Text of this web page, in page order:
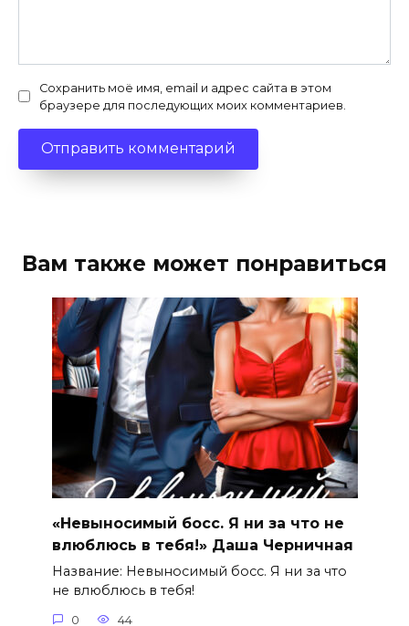
Сохранить моё имя, email и адрес сайта в этом
браузере для последующих моих комментариев.
Вам также может понравиться
«Невыносимый босс. Я ни за что не
влюблюсь в тебя!» Даша Черничная
Название: Невыносимый босс. Я ни за что
не влюблюсь в тебя!
0 44